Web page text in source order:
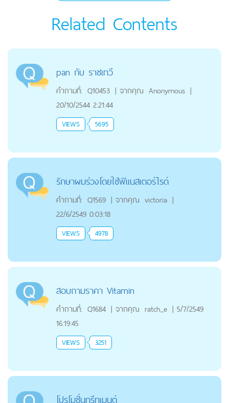
Related Contents
pan กับ ราชเทวี
คำถามที่: Q10453 | จากคุณ Anonymous |
20/10/2544 2:21:44
VIEWS 5695
รักษาผมร่วงโดยใช้ฟิแนสเตอร์ไรด์
คำถามที่: Q1569 | จากคุณ victoria |
22/6/2549 0:03:18
VIEWS 4978
สอบถามราคา Vitamin
คำถามที่: Q1684 | จากคุณ ratch_e | 5/7/2549
16:19:45
VIEWS 3251
โปรโมชั่นทรีทเมนต์